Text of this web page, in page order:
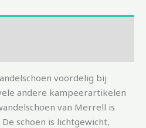
voordelig bij
andere kampeerartikelen
van Merrell is
schoen is lichtgewicht,